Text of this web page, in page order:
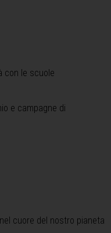
con le scuole
e campagne di
nel cuore del nostro pianeta